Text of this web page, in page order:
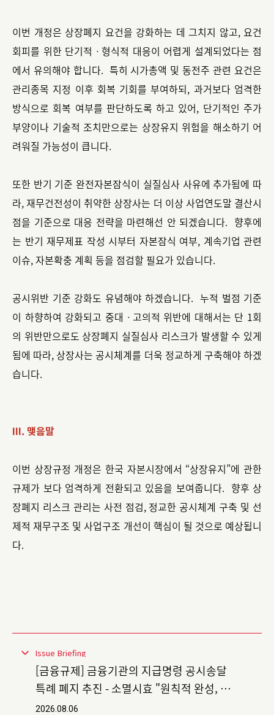
이번 개정은 상장폐지 요건을 강화하는 데 그치지 않고, 요건
회피를 위한 단기적ㆍ형식적 대응이 어렵게 설계되었다는 점
에서 유의해야 합니다. 특히 시가총액 및 동전주 관련 요건은
관리종목 지정 이후 회복 기회를 부여하되, 과거보다 엄격한
방식으로 회복 여부를 판단하도록 하고 있어, 단기적인 주가
부양이나 기술적 조치만으로는 상장유지 위험을 해소하기 어
려워질 가능성이 큽니다.
또한 반기 기준 완전자본잠식이 실질심사 사유에 추가됨에 따
라, 재무건전성이 취약한 상장사는 더 이상 사업연도말 결산시
점을 기준으로 대응 전략을 마련해선 안 되겠습니다. 향후에
는 반기 재무제표 작성 시부터 자본잠식 여부, 계속기업 관련
이슈, 자본확충 계획 등을 점검할 필요가 있습니다.
공시위반 기준 강화도 유념해야 하겠습니다. 누적 벌점 기준
이 하향하여 강화되고 중대ㆍ고의적 위반에 대해서는 단 1회
의 위반만으로도 상장폐지 실질심사 리스크가 발생할 수 있게
됨에 따라, 상장사는 공시체계를 더욱 정교하게 구축해야 하겠
습니다.
III. 맺음말
이번 상장규정 개정은 한국 자본시장에서 “상장유지”에 관한
규제가 보다 엄격하게 전환되고 있음을 보여줍니다. 향후 상
장폐지 리스크 관리는 사전 점검, 정교한 공시체계 구축 및 선
제적 재무구조 및 사업구조 개선이 핵심이 될 것으로 예상됩니
다.
Issue Briefing
[금융규제] 금융기관의 지급명령 공시송달
특례 폐지 추진 - 소멸시효 "원칙적 완성, 예
외적 연장"
2026.08.06